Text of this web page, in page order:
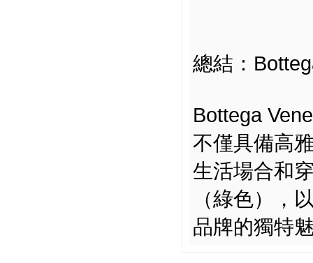
總結：
Bottega
不僅具備高
生活場合和
（綠色），
品牌的獨特